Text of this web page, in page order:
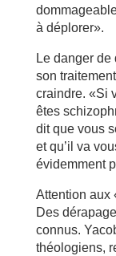
à déplorer».
Le danger
son
craindre. «Si
êtes
dit que vous
et qu’il va
évidemment
Attention aux
Des
connus.
théologiens,